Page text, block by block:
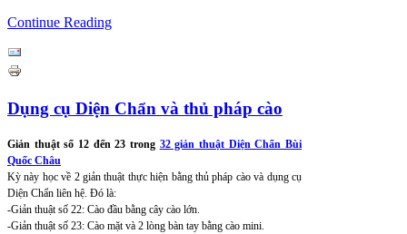
Continue Reading
Dụng cụ Diện Chẩn và thủ pháp cào
Giản thuật số 12 đến 23 trong 32 giản thuật Diện Chẩn Bùi
Quốc Châu
Kỳ này học về 2 giản thuật thực hiện bằng thủ pháp cào và dụng cụ
Diện Chẩn liên hệ. Đó là:
-Giản thuật số 22: Cào đầu bằng cây cào lớn.
-Giản thuật số 23: Cào mặt và 2 lòng bàn tay bằng cào mini.